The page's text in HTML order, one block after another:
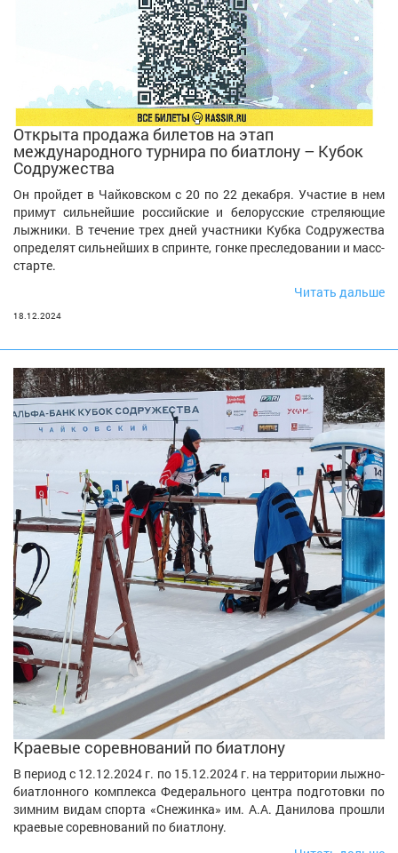
Открыта продажа билетов на этап
международного турнира по биатлону – Кубок
Содружества
Он пройдет в Чайковском с 20 по 22 декабря. Участие в нем
примут сильнейшие российские и белорусские стреляющие
лыжники. В течение трех дней участники Кубка Содружества
определят сильнейших в спринте, гонке преследовании и масс-
старте.
Читать дальше
18.12.2024
Краевые соревнований по биатлону
В период с 12.12.2024 г. по 15.12.2024 г. на территории лыжно-
биатлонного комплекса Федерального центра подготовки по
зимним видам спорта «Снежинка» им. А.А. Данилова прошли
краевые соревнований по биатлону.